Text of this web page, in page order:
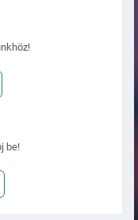
be!